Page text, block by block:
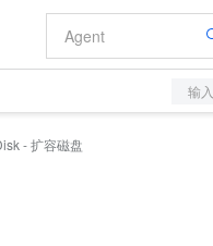
输
- 扩容磁盘
用落地
AI 场景体验
配置报价器
基础软件
产品伙伴合作计
阿里云认证
市场活动